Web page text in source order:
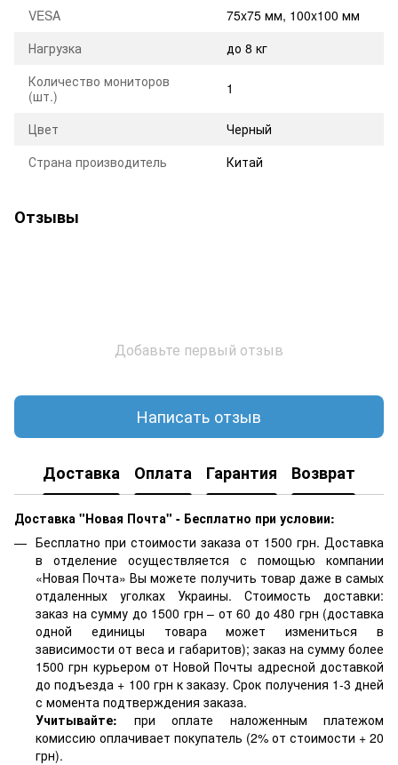
VESA
75x75 мм, 100x100 мм
Нагрузка
до 8 кг
Количество мониторов
(шт.)
1
Цвет
Черный
Страна производитель
Китай
Отзывы
Добавьте первый отзыв
Написать отзыв
Доставка Оплата Гарантия Возврат
Доставка "Новая Почта" - Бесплатно при условии:
Бесплатно при стоимости заказа от 1500 грн. Доставка
в отделение осуществляется с помощью компании
«Новая Почта» Вы можете получить товар даже в самых
отдаленных уголках Украины. Стоимость доставки:
заказ на сумму до 1500 грн – от 60 до 480 грн (доставка
одной единицы товара может измениться в
зависимости от веса и габаритов); заказ на сумму более
1500 грн курьером от Новой Почты адресной доставкой
до подъезда + 100 грн к заказу. Срок получения 1-3 дней
с момента подтверждения заказа.
Учитывайте: при оплате наложенным платежом
комиссию оплачивает покупатель (2% от стоимости + 20
грн).